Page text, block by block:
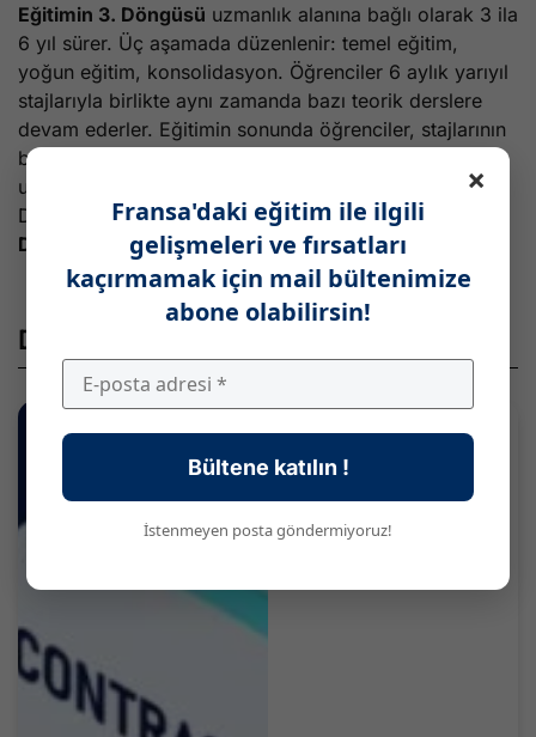
Eğitimin 3. Döngüsü uzmanlık alanına bağlı olarak 3 ila
6 yıl sürer. Üç aşamada düzenlenir: temel eğitim,
yoğun eğitim, konsolidasyon. Öğrenciler 6 aylık yarıyıl
stajlarıyla birlikte aynı zamanda bazı teorik derslere
devam ederler. Eğitimin sonunda öğrenciler, stajlarının
bitiminin de onaylanmasıyla, uzmanlığın münhasıran
uygulanması hakkını sağlayan Uzmanlık Çalışmaları
Diploması (DES) tezini savunduktan sonraDevlet Tıp
Doktoru
Diplomasını alırlar.
Diğer Paylaşımlar
×
Fransa'daki eğitim ile ilgili
gelişmeleri ve fırsatları
kaçırmamak için mail bültenimize
abone olabilirsin!
Bültene katılın !
İstenmeyen posta göndermiyoruz!